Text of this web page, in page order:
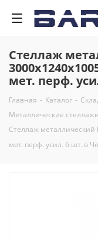
Стеллаж
мет. перф.
Главная - Каталог -
Металлические стеллажи
Стеллаж
мет. перф. усил. 6 шт. в